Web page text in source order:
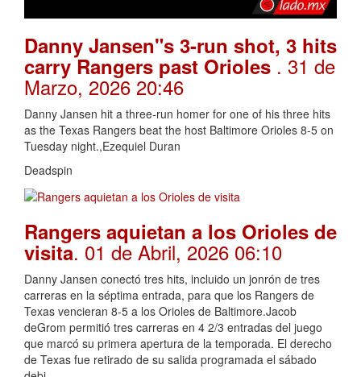
Danny Jansen"s 3-run shot, 3 hits
carry Rangers past Orioles . 31 de
Marzo, 2026 20:46
Danny Jansen hit a three-run homer for one of his three hits
as the Texas Rangers beat the host Baltimore Orioles 8-5 on
Tuesday night.,Ezequiel Duran
Deadspin
Rangers aquietan a los Orioles de
visita. 01 de Abril, 2026 06:10
Danny Jansen conectó tres hits, incluido un jonrón de tres
carreras en la séptima entrada, para que los Rangers de
Texas vencieran 8-5 a los Orioles de Baltimore.Jacob
deGrom permitió tres carreras en 4 2/3 entradas del juego
que marcó su primera apertura de la temporada. El derecho
de Texas fue retirado de su salida programada el sábado